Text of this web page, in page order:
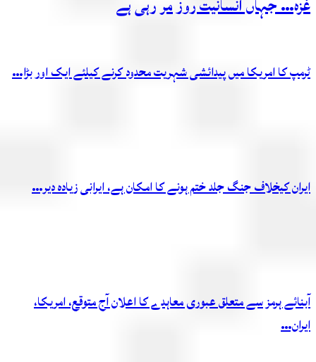
غزہ… جہاں انسانیت روز مر رہی ہے
ٹرمپ کا امریکا میں پیدائشی شہریت محدود کرنے کیلئے ایک اور بڑا…
ایران کیخلاف جنگ جلد ختم ہونے کا امکان ہے، ایرانی زیادہ دیر…
آبنائے ہرمز سے متعلق عبوری معاہدے کا اعلان آج متوقع، امریکا،
ایران…